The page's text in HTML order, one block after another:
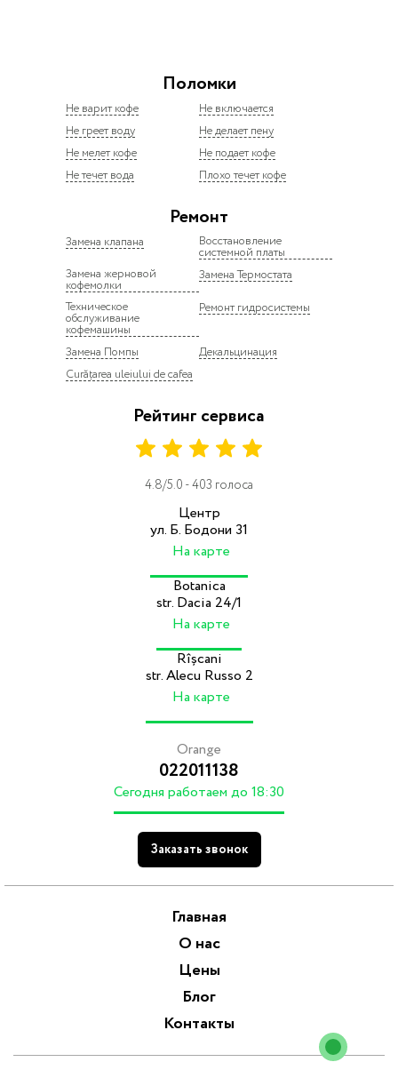
Поломки
Не варит кофе
Не включается
Не греет воду
Не делает пену
Не мелет кофе
Не подает кофе
Не течет вода
Плохо течет кофе
Ремонт
Замена клапана Восстановление
системной платы
Замена жерновой
кофемолки
Замена Термостата
Техническое
обслуживание
кофемашины
Ремонт гидросистемы
Замена Помпы
Декальцинация
Curățarea uleiului de cafea
Рейтинг сервиса
4.8/5.0 - 403 голоса
Центр
ул. Б. Бодони 31
На карте
Botanica
str. Dacia 24/1
На карте
Rîșcani
str. Alecu Russo 2
На карте
Orange
022011138
Cегодня работаем до 18:30
Заказать звонок
Главная
О нас
Цены
Блог
Контакты